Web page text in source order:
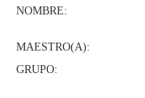
GRUPO: